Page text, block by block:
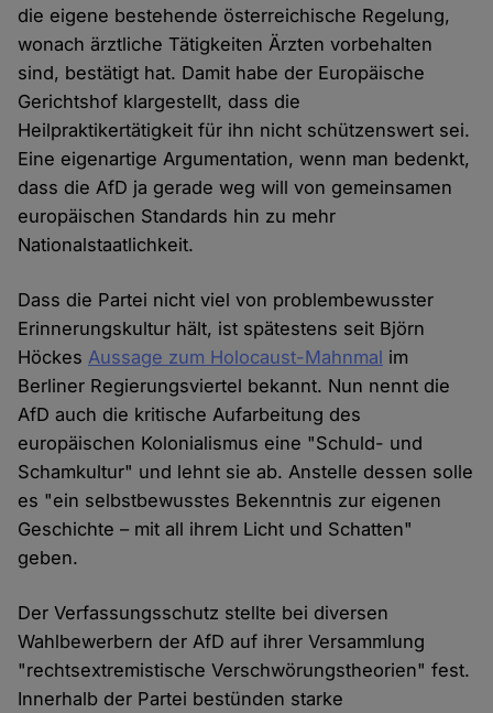
die eigene bestehende österreichische Regelung,
wonach ärztliche Tätigkeiten Ärzten vorbehalten
sind, bestätigt hat. Damit habe der Europäische
Gerichtshof klargestellt, dass die
Heilpraktikertätigkeit für ihn nicht schützenswert sei.
Eine eigenartige Argumentation, wenn man bedenkt,
dass die AfD ja gerade weg will von gemeinsamen
europäischen Standards hin zu mehr
Nationalstaatlichkeit.
Dass die Partei nicht viel von problembewusster
Erinnerungskultur hält, ist spätestens seit Björn
HöckesAussage zum Holocaust-Mahnmal im
Berliner Regierungsviertel bekannt. Nun nennt die
AfD auch die kritische Aufarbeitung des
europäischen Kolonialismus eine "Schuld- und
Schamkultur" und lehnt sie ab. Anstelle dessen solle
es "ein selbstbewusstes Bekenntnis zur eigenen
Geschichte – mit all ihrem Licht und Schatten"
geben.
Der Verfassungsschutz stellte bei diversen
Wahlbewerbern der AfD auf ihrer Versammlung
"rechtsextremistische Verschwörungstheorien" fest.
Innerhalb der Partei bestünden starke